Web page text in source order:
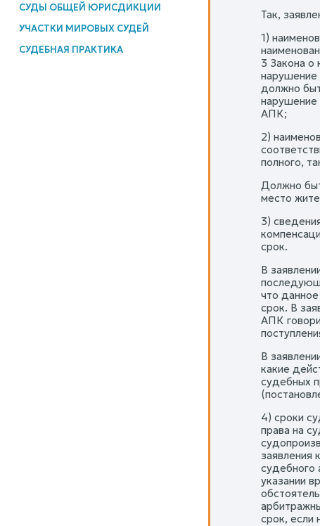
СУДЫ ОБЩЕЙ ЮРИСДИКЦИИ
УЧАСТКИ МИРОВЫХ СУДЕЙ
СУДЕБНАЯ ПРАКТИКА
Так,
1)
3 Закона о
нарушение
должно
нарушение
АПК;
2)
полного,
Должно
место
3)
срок.
В
что
срок. В
АПК
В
какие
судебных
4) сроки
права на
заявления
судебного
указании
срок, если